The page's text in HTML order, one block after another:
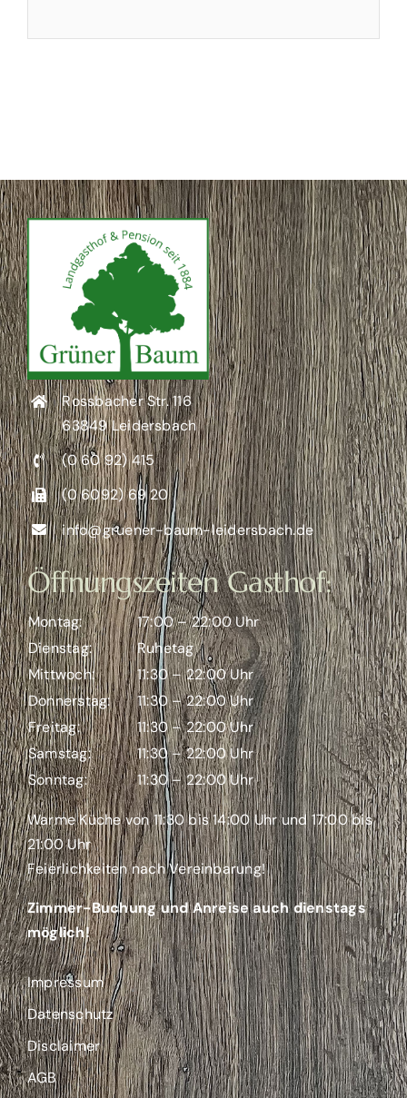
Rossbacher Str. 116
63849 Leidersbach
(0 60 92) 415
(0 6092) 69 20
info@gruener-baum-leidersbach.de
Öffnungszeiten Gasthof:
Montag:
17:00 – 22:00 Uhr
Dienstag:
Ruhetag
Mittwoch:
11:30 – 22:00 Uhr
Donnerstag:
11:30 – 22:00 Uhr
Freitag:
11:30 – 22:00 Uhr
Samstag:
11:30 – 22:00 Uhr
Sonntag:
11:30 – 22:00 Uhr
Warme Küche von 11:30 bis 14:00 Uhr und 17:00 bis
21:00 Uhr
Feierlichkeiten nach Vereinbarung!
Zimmer-Buchung und Anreise auch dienstags
möglich!
Impressum
Datenschutz
Disclaimer
AGB